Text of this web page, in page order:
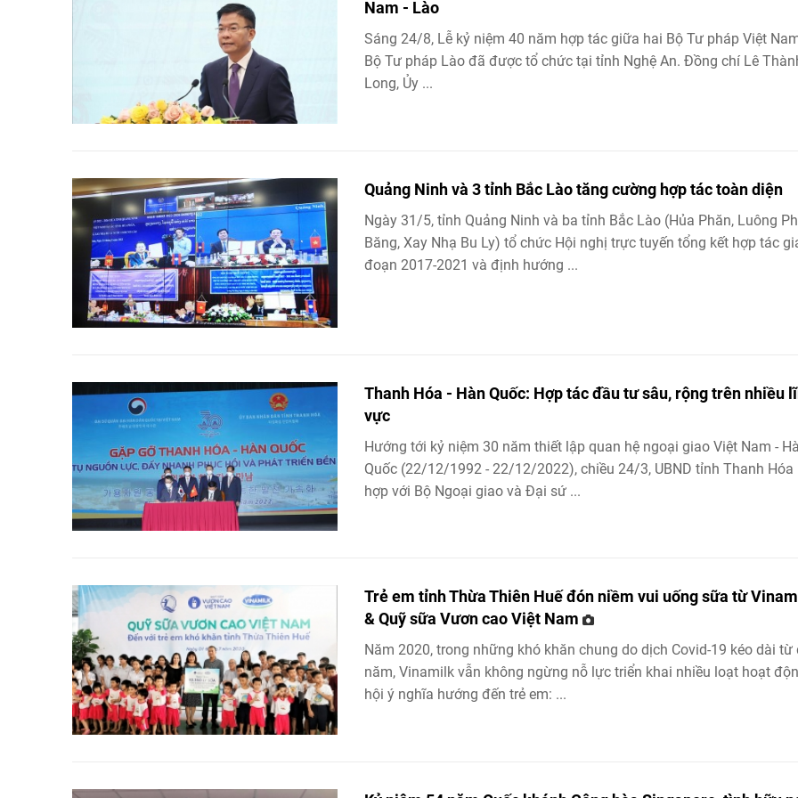
Nam - Lào
Sáng 24/8, Lễ kỷ niệm 40 năm hợp tác giữa hai Bộ Tư pháp Việt
Bộ Tư pháp Lào đã được tổ chức tại tỉnh Nghệ An. Đồng chí Lê
Long, Ủy ...
Quảng Ninh và 3 tỉnh Bắc Lào tăng cường hợp tác toàn diện
Ngày 31/5, tỉnh Quảng Ninh và ba tỉnh Bắc Lào (Hủa Phăn, Luông
Băng, Xay Nhạ Bu Ly) tổ chức Hội nghị trực tuyến tổng kết hợp tác
đoạn 2017-2021 và định hướng ...
Thanh Hóa - Hàn Quốc: Hợp tác đầu tư sâu, rộng trên nhiều
vực
Hướng tới kỷ niệm 30 năm thiết lập quan hệ ngoại giao Việt Nam -
Quốc (22/12/1992 - 22/12/2022), chiều 24/3, UBND tỉnh Thanh Hóa
hợp với Bộ Ngoại giao và Đại sứ ...
Trẻ em tỉnh Thừa Thiên Huế đón niềm vui uống sữa từ
& Quỹ sữa Vươn cao Việt Nam
Năm 2020, trong những khó khăn chung do dịch Covid-19 kéo dài từ
năm, Vinamilk vẫn không ngừng nỗ lực triển khai nhiều loạt hoạt
hội ý nghĩa hướng đến trẻ em: ...